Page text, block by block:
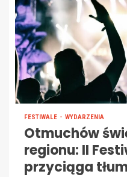
FESTIWALE WYDARZENIA
Otmuchów
regionu: II
przyciąga